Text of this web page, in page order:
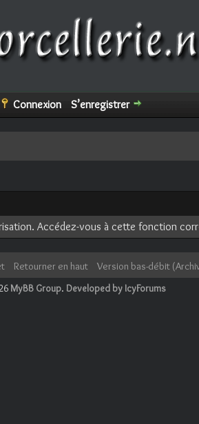
Connexion S’enregistrer
Accédez-vous à cette fonction
Retourner en haut
Version bas-débit
MyBB Group. Developed by IcyForums